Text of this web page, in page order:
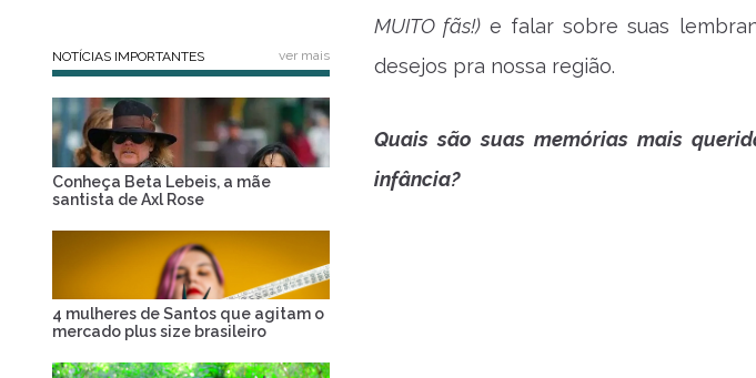
MUITO fãs!) e falar sobre suas
desejos pra nossa região.
Quais são suas memórias mais
infância?
NOTÍCIAS IMPORTANTES ver mais
Conheça Beta Lebeis, a mãe
santista de Axl Rose
4 mulheres de Santos que agitam o
mercado plus size brasileiro